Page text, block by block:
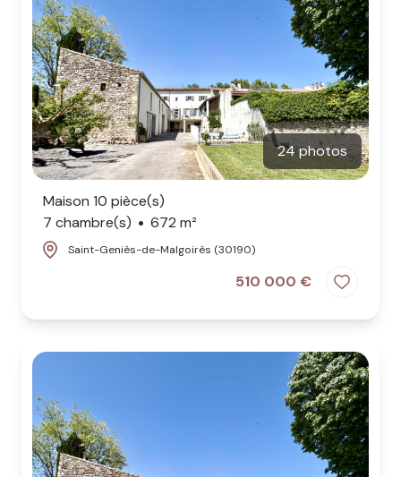
24 photos
Maison 10 pièce(s)
7 chambre(s)
672 m²
Saint-Geniès-de-Malgoirès (30190)
510 000 €